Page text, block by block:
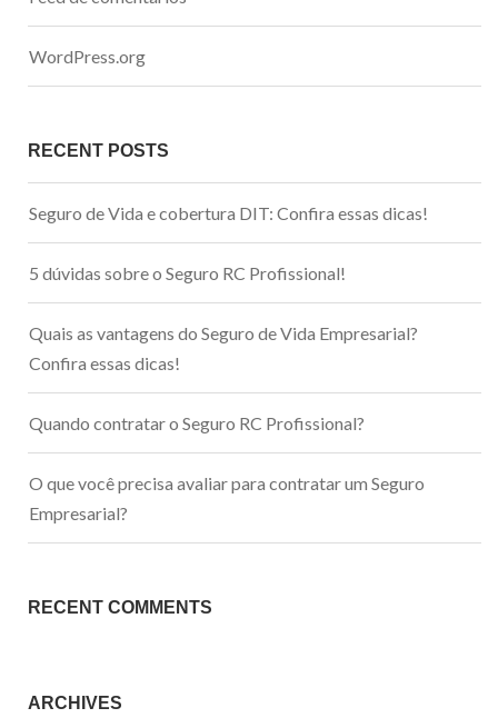
WordPress.org
RECENT POSTS
Seguro de Vida e cobertura DIT: Confira essas dicas!
5 dúvidas sobre o Seguro RC Profissional!
Quais as vantagens do Seguro de Vida Empresarial?
Confira essas dicas!
Quando contratar o Seguro RC Profissional?
O que você precisa avaliar para contratar um Seguro
Empresarial?
RECENT COMMENTS
ARCHIVES